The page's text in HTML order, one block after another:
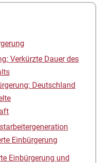
Verkürzte Dauer des
Deutschland
Einbürgerung
Einbürgerung und